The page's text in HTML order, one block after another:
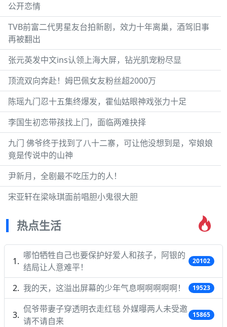
公开恋情
TVB前富二代男星友台拍新剧，效力十年离巢，酒驾旧事
再被翻出
张元英发中文ins认领上海大屏，钻光肌宠粉尽显
顶流双向奔赴！姆巴佩女友粉丝超2000万
陈瑶九门忍十五集终爆发，霍仙姑眼神戏张力十足
李国生初恋带孩找上门，面临两难抉择
九门 佛爷终于找到了八十二寨，可让他没想到是，窄娘娘
竟是传说中的山神
尹新月，全剧最不吃压力的人！
宋亚轩在梁咏琪面前唱胆小鬼很大胆
热点生活
哪怕牺牲自己也要保护好爱人和孩子，阿银的
结局让人意难平！
20102
我的天，这溢出屏幕的少年气息啊啊啊啊啊！ 19523
侃爷带妻子穿透明衣走红毯 外媒曝两人未受邀
请不请自来
15865